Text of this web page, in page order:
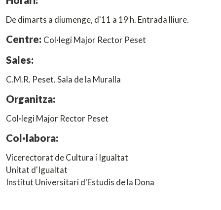
De dimarts a diumenge, d'11 a 19 h. Entrada lliure.
Centre: Col·legi Major Rector Peset
Sales:
C.M.R. Peset. Sala de la Muralla
Organitza:
Col·legi Major Rector Peset
Col·labora:
Vicerectorat de Cultura i Igualtat
Unitat d'Igualtat
Institut Universitari d'Estudis de la Dona